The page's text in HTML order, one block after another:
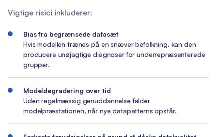
Vigtige risici inkluderer:
Bias fra begrænsede datasæt
Hvis modellen trænes på en snæver befolkning, kan den
producere unøjagtige diagnoser for underrepræsenterede
grupper.
Modeldegradering over tid
Uden regelmæssig genuddannelse falder
modelpræstationen, når nye datapatterns opstår.